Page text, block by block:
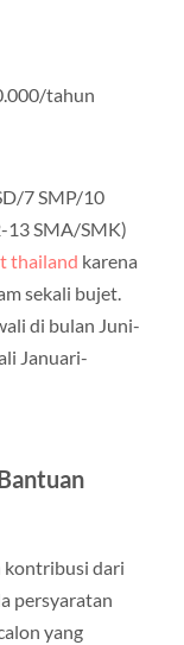
tahun
7 SMP/10
13 SMA/SMK)
thailand karena
sekali bujet.
di bulan Juni-
Januari-
kontribusi dari
persyaratan
yang